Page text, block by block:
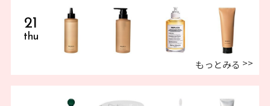
21
thu
もっとみる